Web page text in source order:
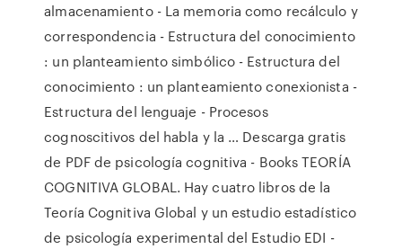
almacenamiento - La memoria como recálculo y
correspondencia - Estructura del conocimiento
: un planteamiento simbólico - Estructura del
conocimiento : un planteamiento conexionista -
Estructura del lenguaje - Procesos
cognoscitivos del habla y la … Descarga gratis
de PDF de psicología cognitiva - Books TEORÍA
COGNITIVA GLOBAL. Hay cuatro libros de la
Teoría Cognitiva Global y un estudio estadístico
de psicología experimental del Estudio EDI -